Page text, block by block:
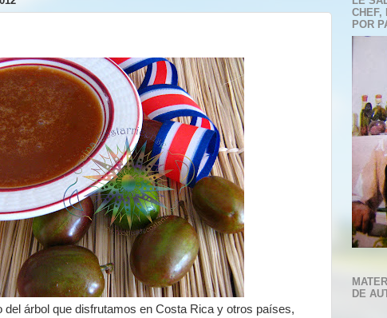
del árbol que disfrutamos en Costa Rica y otros países,
CHEF,
POR
DE